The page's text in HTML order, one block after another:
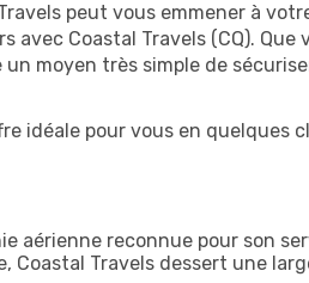
peut vous emmener à
avec Coastal Travels (CQ).
moyen très simple de
idéale pour vous en quelques
aérienne reconnue pour son
Travels dessert une